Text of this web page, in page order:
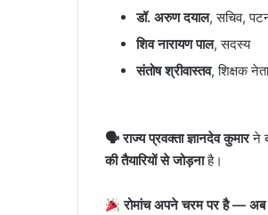
डॉ. अरुण दयाल, सचिव,
शिव नारायण पाल, सदस्य
संतोष श्रीवास्तव, शिक्षक नेता
🗣 राज्य प्रवक्ता ज्ञानदेव कुमारने
की तैयारियों से जोड़नाहै।
रोमांच अपने चरम पर है — अब